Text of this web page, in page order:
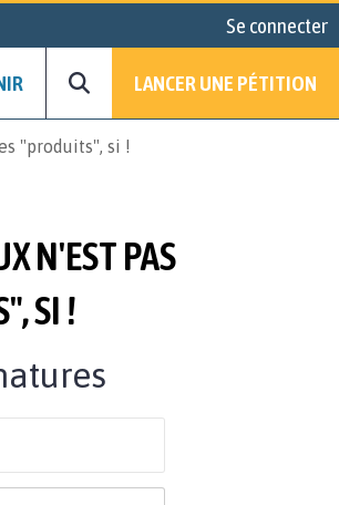
Se connecter
LANCER UNE PÉTITION
"produits", si !
N'EST PAS
SI !